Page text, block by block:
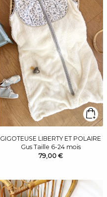
GIGOTEUSE LIBERTY ET POLAIRE
Gus Taille 6-24 mois
79,00 €